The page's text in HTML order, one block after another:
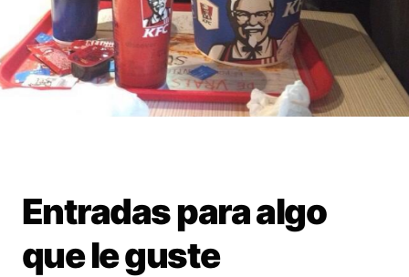
Entradas para algo
que le guste